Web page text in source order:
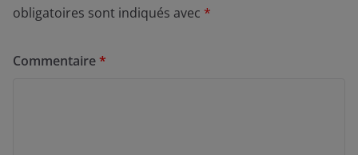
obligatoires sont indiqués avec *
Commentaire*